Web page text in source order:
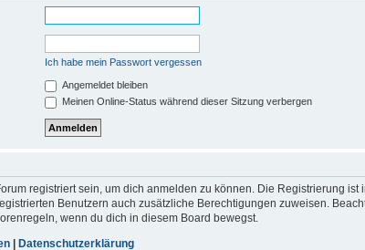
Ich habe mein Passwort vergessen
Angemeldet bleiben
Meinen Online-Status während dieser Sitzung verbergen
registriert sein, um dich anmelden zu können. Die Registrierung
Benutzern auch zusätzliche Berechtigungen zuweisen.
wenn du dich in diesem Board bewegst.
Datenschutzerklärung